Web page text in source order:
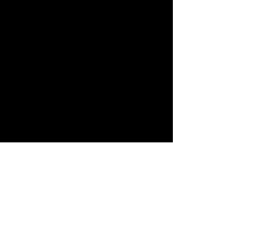
。」
，一定會有奇特體驗。」